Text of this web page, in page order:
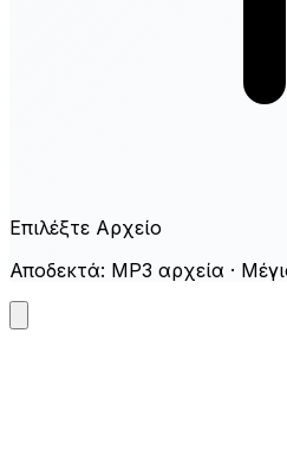
Επιλέξτε Αρχείο
Αποδεκτά: MP3 αρχεία ·